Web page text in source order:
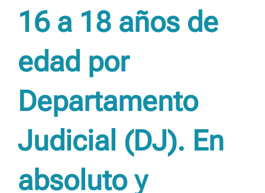
16 a 18 años de
edad por
Departamento
Judicial (DJ). En
absoluto y